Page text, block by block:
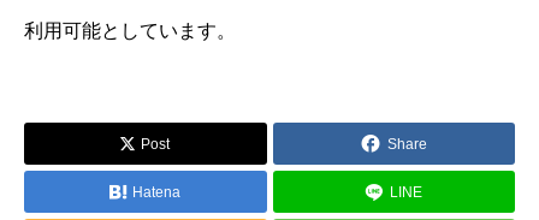
利用可能としています。
Post Share
Hatena LINE